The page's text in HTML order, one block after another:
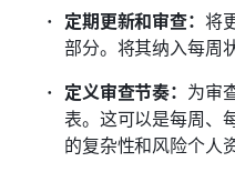
定期更新和审查： 将
部分。将其纳入每周
定义审查节奏： 为审
表。这可以是每周、
的复杂性和风险个人